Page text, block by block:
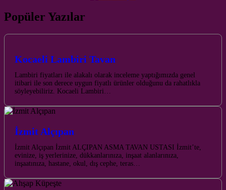
Popüler Yazılar
Kocaeli Lambiri Tavan
Lambiri fiyatları ile alakalı olarak inceleme yaptığımızda genel
itibari ile son derece uygun fiyatlı ürünler olduğunu da rahatlıkla
söyleyebiliriz. Kocaeli Lambiri…
İzmit Alçıpan
İzmit Alçıpan İzmit ALÇIPAN ASMA TAVAN USTASI İzmit’te,
evinize, iş yerlerinize, dükkanlarınıza, inşaat alanlarınıza,
inşaatınıza, hastane, okul, dış cephe, teras…